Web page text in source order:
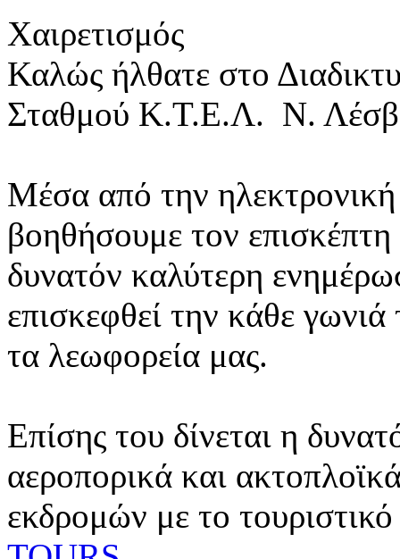
Χαιρετισμός
Καλώς ήλθατε στο
Σταθμού Κ.Τ.Ε.Λ. Ν.
Μέσα από την ηλεκτρονική
βοηθήσουμε τον
δυνατόν καλύτερη
επισκεφθεί την κάθε
τα λεωφορεία μας.
Επίσης του δίνεται η
αεροπορικά και
εκδρομών με το